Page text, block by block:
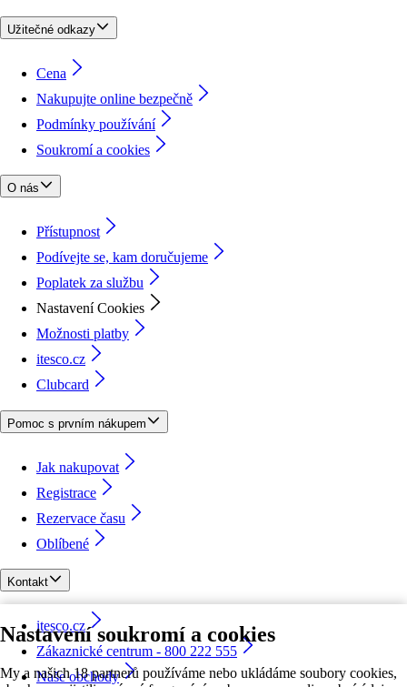
Nastavení soukromí a cookies
My a našich 18 partnerů používáme nebo ukládáme soubory cookies,
Užitečné odkazy
Cena
Nakupujte online bezpečně
Podmínky používání
Soukromí a cookies
O nás
Přístupnost
Podívejte se, kam doručujeme
Poplatek za službu
Nastavení Cookies
Možnosti platby
itesco.cz
Clubcard
Pomoc s prvním nákupem
Jak nakupovat
Registrace
Rezervace času
Oblíbené
Kontakt
itesco.cz
Zákaznické centrum - 800 222 555
Naše obchody